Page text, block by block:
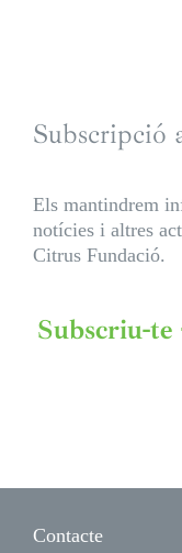
Subscripció
Els mantindrem
notícies i altres
Citrus Fundació.
Subscriu-
Contacte